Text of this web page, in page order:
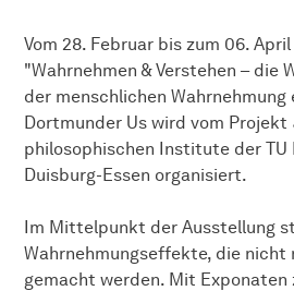
Vom 28. Februar bis zum 06.
"Wahrnehmen & Verstehen – die
der menschlichen
Dortmunder Us wird vom Projekt
philosophischen Institute der
Duisburg-Essen organisiert.
Im Mittelpunkt der Ausstellung
Wahrnehmungseffekte, die
gemacht werden. Mit